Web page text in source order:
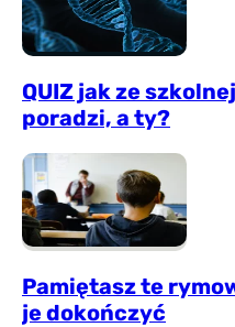
QUIZ jak ze
poradzi, a ty?
Pamiętasz te
je dokończyć